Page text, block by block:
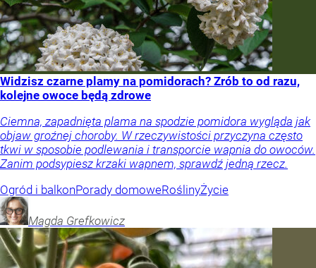
Widzisz czarne plamy na pomidorach? Zrób to od razu,
kolejne owoce będą zdrowe
Ciemna, zapadnięta plama na spodzie pomidora wygląda jak
objaw groźnej choroby. W rzeczywistości przyczyna często
tkwi w sposobie podlewania i transporcie wapnia do owoców.
Zanim podsypiesz krzaki wapnem, sprawdź jedną rzecz.
Ogród i balkonPorady domoweRoślinyŻycie
Magda Grefkowicz